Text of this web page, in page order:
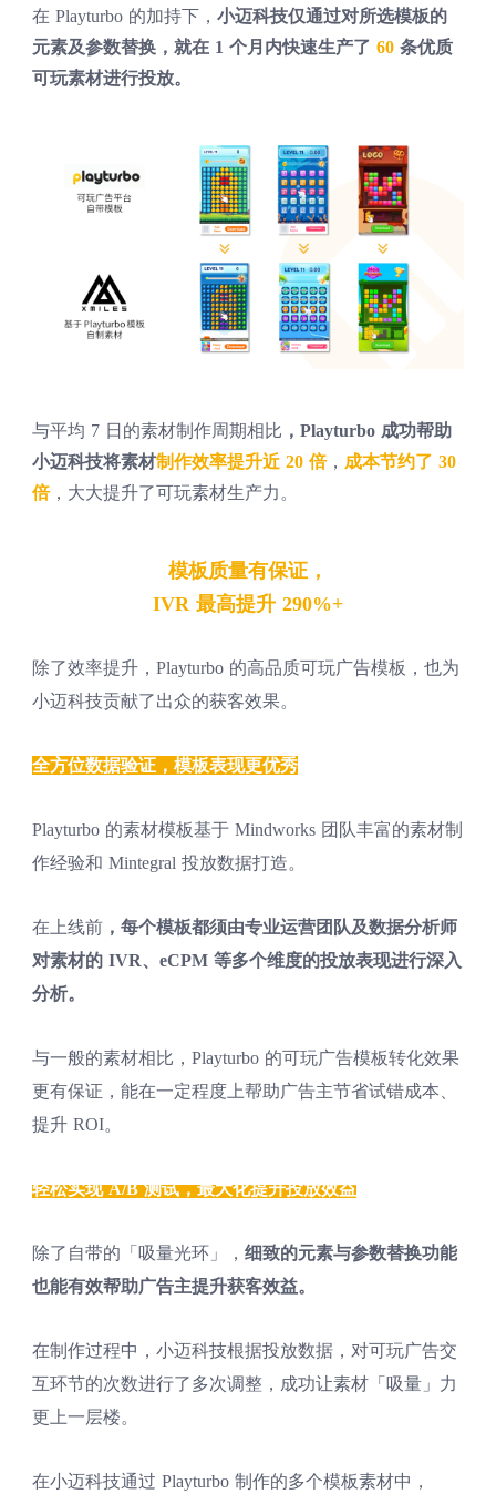
在 Playturbo 的加持下， 小迈科技仅通过对所选模板的
元素及参数替换，就在 1 个月内快速生产了 60 条优质
可玩素材进行投放。
与平均 7 日的素材制作周期相比 ，Playturbo 成功帮助
小迈科技将素材制作效率提升近 20 倍， 成本节约了 30
倍，大大提升了可玩素材生产力。
模板质量有保证，
IVR 最高提升 290%+
除了效率提升，Playturbo 的高品质可玩广告模板，也为
小迈科技贡献了出众的获客效果。
全方位数据验证，模板表现更优秀
Playturbo 的素材模板基于 Mindworks 团队丰富的素材制
作经验和 Mintegral 投放数据打造。
在上线前，每个模板都须由专业运营团队及数据分析师
对素材的 IVR、eCPM 等多个维度的投放表现进行深入
分析。
与一般的素材相比，Playturbo 的可玩广告模板转化效果
更有保证，能在一定程度上帮助广告主节省试错成本、
提升 ROI。
轻松实现 A/B 测试，最大化提升投放效益
除了自带的「吸量光环」， 细致的元素与参数替换功能
也能有效帮助广告主提升获客效益。
在制作过程中，小迈科技根据投放数据，对可玩广告交
互环节的次数进行了多次调整，成功让素材「吸量」力
更上一层楼。
在小迈科技通过 Playturbo 制作的多个模板素材中，